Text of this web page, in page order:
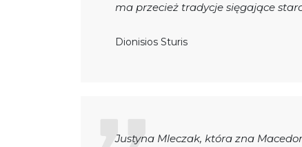
ma przecież tradycje sięgające
Dionisios Sturis
Justyna Mleczak, która zna